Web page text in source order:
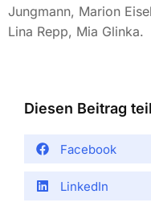
Jungmann, Marion
Lina Repp, Mia Glinka.
Diesen Beitrag
Facebook
LinkedIn